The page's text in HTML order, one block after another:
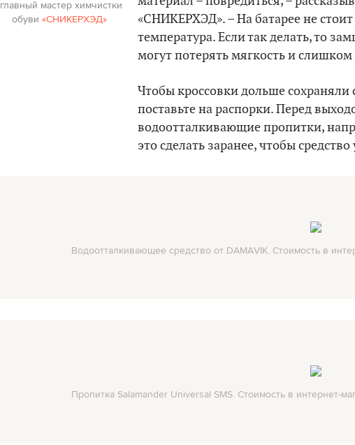
главный мастер химчистки
обуви «СНИКЕРХЭД»
«СНИКЕРХЭД». – На батарее не
температура. Если так делать, то
могут потерять мягкость и слишком
Чтобы кроссовки дольше
поставьте на распорки. Перед
водоотталкивающие пропитки,
это сделать заранее, чтобы
Водоотталкивающее средство от DАМАVІК. Стоимость в
Пропитка Salamander Universal SMS. Стоимость в интернет-